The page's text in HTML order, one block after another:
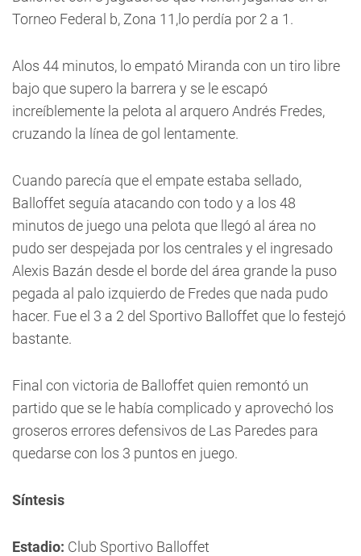
Torneo Federal b, Zona 11,lo perdía por 2 a 1.
Alos 44 minutos, lo empató Miranda con un tiro libre
bajo que supero la barrera y se le escapó
increíblemente la pelota al arquero Andrés Fredes,
cruzando la línea de gol lentamente.
Cuando parecía que el empate estaba sellado,
Balloffet seguía atacando con todo y a los 48
minutos de juego una pelota que llegó al área no
pudo ser despejada por los centrales y el ingresado
Alexis Bazán desde el borde del área grande la puso
pegada al palo izquierdo de Fredes que nada pudo
hacer. Fue el 3 a 2 del Sportivo Balloffet que lo festejó
bastante.
Final con victoria de Balloffet quien remontó un
partido que se le había complicado y aprovechó los
groseros errores defensivos de Las Paredes para
quedarse con los 3 puntos en juego.
Síntesis
Estadio: Club Sportivo Balloffet